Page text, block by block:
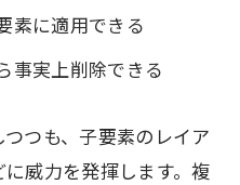
素に適用できる
事実上削除できる
つも、子要素のレイア
威力を発揮します。複